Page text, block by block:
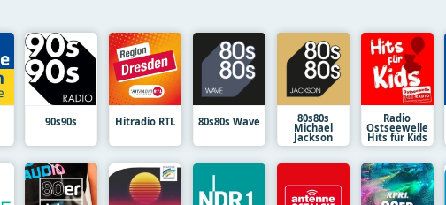
90s90s Hitradio RTL 80s80s Wave 80s80s
Michael
Jackson
Radio
Ostseewelle
Hits für Kids